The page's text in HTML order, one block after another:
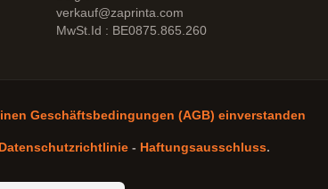
verkauf@zaprinta.com
MwSt.Id : BE0875.865.260
Geschäftsbedingungen (AGB) einverstanden
Datenschutzrichtlinie- Haftungsausschluss.